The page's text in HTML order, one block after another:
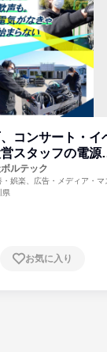
コンサート・イ
スタッフの電源
ルテック
・娯楽、広告・メディア・マ
ス・水道・エネルギー
県
お気に入り